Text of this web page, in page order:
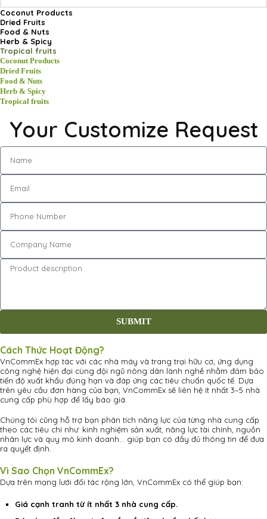
Coconut Products
Dried Fruits
Food & Nuts
Herb & Spicy
Tropical fruits
Coconut Products
Dried Fruits
Food & Nuts
Herb & Spicy
Tropical fruits
Your Customize Request
SUBMIT
Cách Thức Hoạt Động?
VnCommEx hợp tác với các nhà máy và trang trại hữu cơ, ứng dụng
công nghệ hiện đại cùng đội ngũ nông dân lành nghề nhằm đảm bảo
tiến độ xuất khẩu đúng hạn và đáp ứng các tiêu chuẩn quốc tế. Dựa
trên yêu cầu đơn hàng của bạn, VnCommEx sẽ liên hệ ít nhất 3–5 nhà
cung cấp phù hợp để lấy báo giá.
Chúng tôi cũng hỗ trợ bạn phân tích năng lực của từng nhà cung cấp
theo các tiêu chí như: kinh nghiệm sản xuất, năng lực tài chính, nguồn
nhân lực và quy mô kinh doanh… giúp bạn có đầy đủ thông tin để đưa
ra quyết định.
Vì Sao Chọn VnCommEx?
Dựa trên mạng lưới đối tác rộng lớn, VnCommEx có thể giúp bạn:
Giá cạnh tranh từ ít nhất 3 nhà cung cấp.